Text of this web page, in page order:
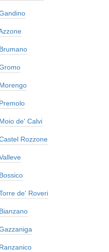
de' Calvi
Rozzone
de' Roveri